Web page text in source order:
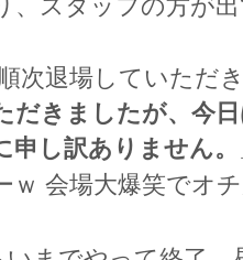
、スタッフの方が
次退場していただ
だきましたが、今
し訳ありません。
ｗ 会場大爆笑でオ